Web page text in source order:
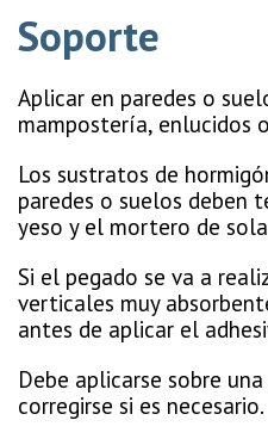
Soporte
Aplicar en paredes o
mampostería, enlucidos
Los sustratos de
paredes o suelos deben
yeso y el mortero de
Si el pegado se va a
verticales muy
antes de aplicar el
Debe aplicarse sobre
corregirse si es necesario.